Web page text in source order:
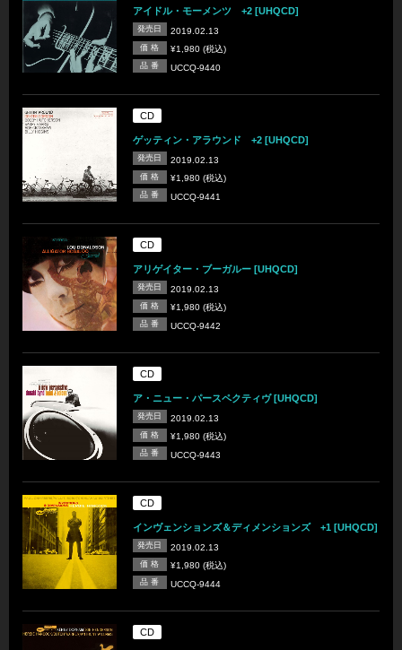
アイドル・モーメンツ +2 [UHQCD]
発売日 2019.02.13
価 格 ¥1,980 (税込)
品 番 UCCQ-9440
CD
ゲッティン・アラウンド +2 [UHQCD]
発売日 2019.02.13
価 格 ¥1,980 (税込)
品 番 UCCQ-9441
CD
アリゲイター・ブーガルー [UHQCD]
発売日 2019.02.13
価 格 ¥1,980 (税込)
品 番 UCCQ-9442
CD
ア・ニュー・パースペクティヴ [UHQCD]
発売日 2019.02.13
価 格 ¥1,980 (税込)
品 番 UCCQ-9443
CD
インヴェンションズ＆ディメンションズ +1 [UHQCD]
発売日 2019.02.13
価 格 ¥1,980 (税込)
品 番 UCCQ-9444
CD